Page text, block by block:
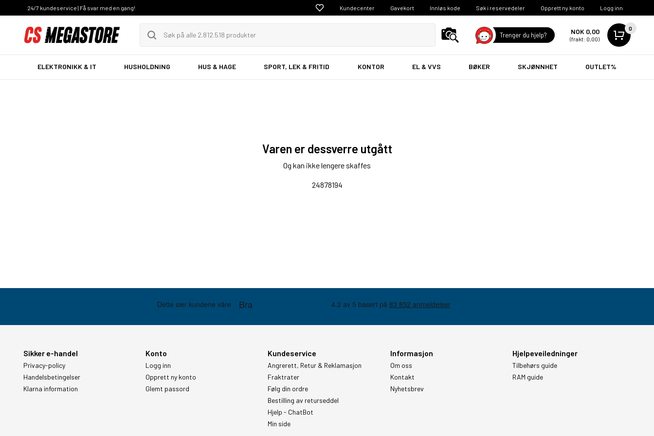
24/7 kundeservice | Få svar med en gang! Kundecenter Gavekort Innløs kode Søk i reservedeler Opprett ny konto Logg inn
Trenger du hjelp? NOK 0,00
(frakt: 0,00)
0
ELEKTRONIKK & IT HUSHOLDNING HUS & HAGE SPORT, LEK & FRITID KONTOR EL & VVS BØKER SKJØNNHET OUTLET%
Varen er dessverre utgått
Og kan ikke lengere skaffes
24878194
Sikker e-handel
Privacy-policy
Handelsbetingelser
Klarna information
Konto
Logg inn
Opprett ny konto
Glemt passord
Kundeservice
Angrerett, Retur & Reklamasjon
Fraktrater
Følg din ordre
Bestilling av returseddel
Hjelp - ChatBot
Min side
Informasjon
Om oss
Kontakt
Nyhetsbrev
Hjelpeveiledninger
Tilbehørs guide
RAM guide